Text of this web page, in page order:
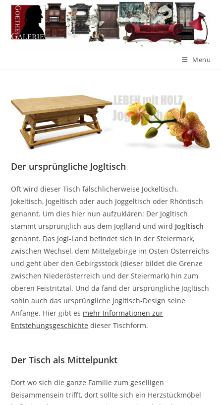
Menu
Der ursprüngliche Jogltisch
Oft wird dieser Tisch fälschlicherweise Jockeltisch,
Jokeltisch, Jogeltisch oder auch Joggeltisch oder Rhöntisch
genannt. Um dies hier nun aufzuklären: Der Jogltisch
stammt ursprünglich aus dem Joglland und wird Jogltisch
genannt. Das Jogl-Land befindet sich in der Steiermark,
zwischen Wechsel, dem Mittelgebirge im Osten Österreichs
und geht über den Gebirgsstock (dieser bildet die Grenze
zwischen Niederösterreich und der Steiermark) hin zum
oberen Feistritztal. Und da fand der ursprüngliche Jogltisch
sohin auch das ursprüngliche Jogltisch-Design seine
Anfänge. Hier gibt es mehr Informationen zur
Entstehungsgeschichte dieser Tischform.
Der Tisch als Mittelpunkt
Dort wo sich die ganze Familie zum geselligen
Beisammensein trifft, dort sollte sich ein Herzstückmöbel